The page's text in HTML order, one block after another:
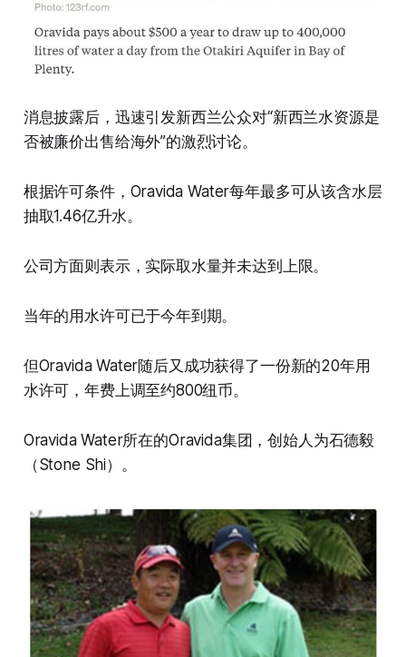
消息披露后，迅速引发新西兰公众对“新西兰水资源是
否被廉价出售给海外”的激烈讨论。
根据许可条件，Oravida Water每年最多可从该含水层
抽取1.46亿升水。
公司方面则表示，实际取水量并未达到上限。
当年的用水许可已于今年到期。
但Oravida Water随后又成功获得了一份新的20年用
水许可，年费上调至约800纽币。
Oravida Water所在的Oravida集团，创始人为石德毅
（Stone Shi）。